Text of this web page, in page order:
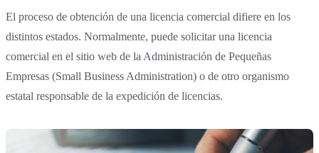
El proceso de obtención de una licencia comercial difiere en los
distintos estados. Normalmente, puede solicitar una licencia
comercial en el sitio web de la Administración de Pequeñas
Empresas (Small Business Administration) o de otro organismo
estatal responsable de la expedición de licencias.